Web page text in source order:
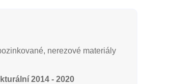
nerezové materiály
2014 - 2020